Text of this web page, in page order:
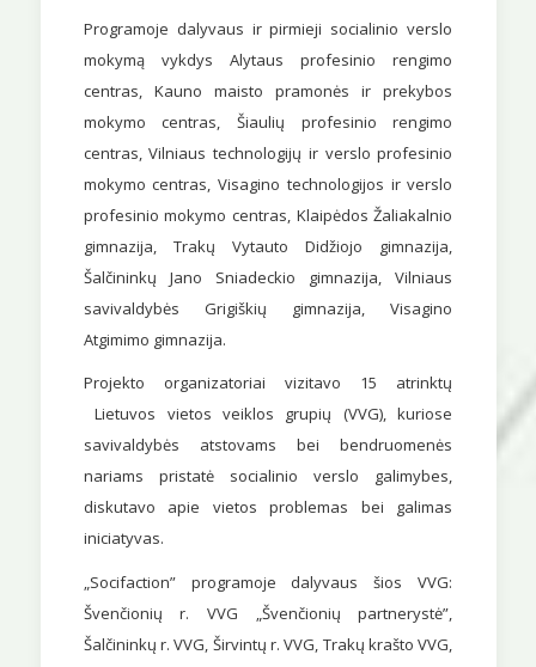
Programoje dalyvaus ir pirmieji socialinio verslo
mokymą vykdys Alytaus profesinio rengimo
centras, Kauno maisto pramonės ir prekybos
mokymo centras, Šiaulių profesinio rengimo
centras, Vilniaus technologijų ir verslo profesinio
mokymo centras, Visagino technologijos ir verslo
profesinio mokymo centras, Klaipėdos Žaliakalnio
gimnazija, Trakų Vytauto Didžiojo gimnazija,
Šalčininkų Jano Sniadeckio gimnazija, Vilniaus
savivaldybės Grigiškių gimnazija, Visagino
Atgimimo gimnazija.
Projekto organizatoriai vizitavo 15 atrinktų
Lietuvos vietos veiklos grupių (VVG), kuriose
savivaldybės atstovams bei bendruomenės
nariams pristatė socialinio verslo galimybes,
diskutavo apie vietos problemas bei galimas
iniciatyvas.
„Socifaction” programoje dalyvaus šios VVG:
Švenčionių r. VVG „Švenčionių partnerystė”,
Šalčininkų r. VVG, Širvintų r. VVG, Trakų krašto VVG,